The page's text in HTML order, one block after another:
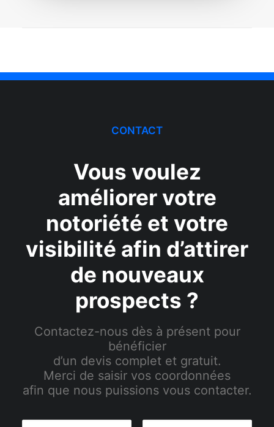
CONTACT
Vous voulez
améliorer votre
notoriété et votre
visibilité afin d’attirer
de nouveaux
prospects ?
Contactez-nous dès à présent pour
bénéficier
d’un devis complet et gratuit.
Merci de saisir vos coordonnées
afin que nous puissions vous contacter.